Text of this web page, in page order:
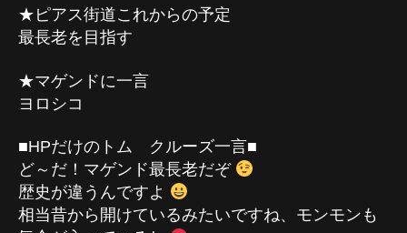
★ピアス街道これからの予定
最長老を目指す
★マゲンドに一言
ヨロシコ
■HPだけのトム クルーズ一言■
ど～だ！マゲンド最長老だぞ
歴史が違うんですよ
相当昔から開けているみたいですね、モンモンも